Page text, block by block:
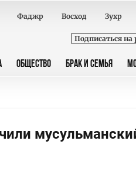
Фаджр Восход Зухр
Подписаться на
ОБЩЕСТВО БРАК И СЕМЬЯ